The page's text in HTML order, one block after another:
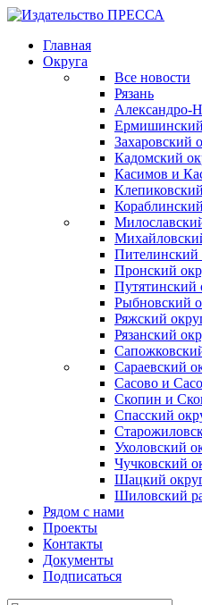
Главная
Округа
Все новости
Рязань
Александро-
Захаровский
Кадомский
Касимов и
Пителинский
Пронский
Путятинский
Рыбновский
Ряжский
Рязанский
Сараевский
Сасово и
Скопин и
Спасский
Ухоловский
Чучковский
Шацкий
Шиловский
Рядом с нами
Проекты
Контакты
Документы
Подписаться